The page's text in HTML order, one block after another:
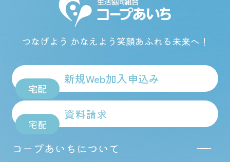
つなげよう かなえよう笑顔あふれる未来へ！
宅配
新規Web加入申込み
宅配
資料請求
コープあいちについて